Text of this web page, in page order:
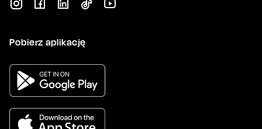
Pobierz aplikację